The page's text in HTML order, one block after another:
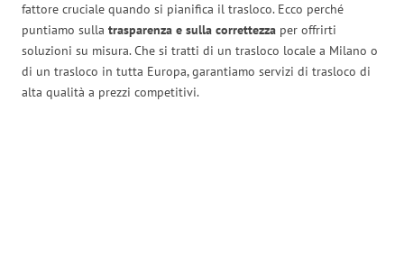
fattore cruciale quando si pianifica il trasloco. Ecco perché
puntiamo sulla trasparenza e sulla correttezza per offrirti
soluzioni su misura. Che si tratti di un trasloco locale a Milano o
di un trasloco in tutta Europa, garantiamo servizi di trasloco di
alta qualità a prezzi competitivi.